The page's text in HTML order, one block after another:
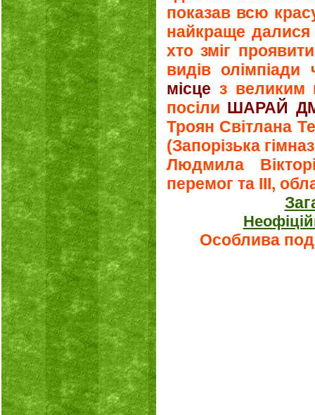
показав всю
найкраще
хто зміг
видів
місце з великим
посіли ШАРАЙ
Троян Світлана
(Запорізька
Людмила
перемог та ІІІ,
Особлива